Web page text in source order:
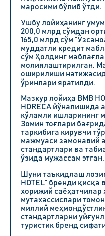
маросими бўлиб ўтди.
Ушбу лойиҳанинг
200,0 млрд сўмдан
165,0 млрд сўм
муддатли кредит
сўм Ҳолдинг
молиялаштирилган.
оширилиши
ўринлари яратилди.
Мазкур лойиҳа BMB
HORECA йўналишида
кўламли ишларининг
Зомин тоғлари
таркибига кирувчи
мажмуаси замонавий
стандартлари ва
ўзида мужассам этган.
Шуни таъкидлаш
HOTEL” бренди
хорижий саёҳатчилар
мутахассислари
миллий
стандартларни
туристик бренд